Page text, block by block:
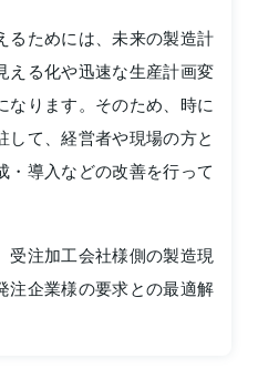
るためには、未来の製造計
える化や迅速な生産計画変
なります。そのため、時に
して、経営者や現場の方と
・導入などの改善を行って
受注加工会社様側の製造現
注企業様の要求との最適解